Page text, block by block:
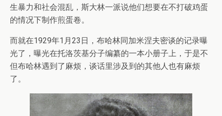
生暴力和社会混乱，斯大林一派说他们想要在不打破鸡蛋
的情况下制作煎蛋卷。
而就在1929年1月23日，布哈林同加米涅夫密谈的记录曝
光了，曝光在托洛茨基分子编纂的一本小册子上，于是不
但布哈林遇到了麻烦，谈话里涉及到的其他人也有麻烦
了。